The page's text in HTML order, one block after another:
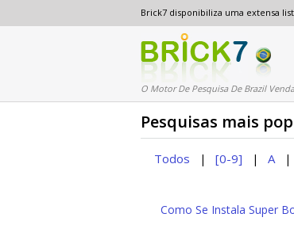
Brick7 disponibiliza uma extensa
O Motor De Pesquisa De Brazil Venda
Pesquisas mais
Todos | [0-9] | A |
Como Se Instala Super